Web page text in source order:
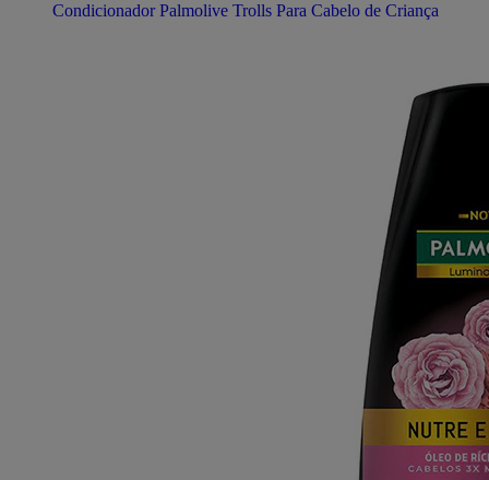
Condicionador Palmolive Trolls Para Cabelo de Criança